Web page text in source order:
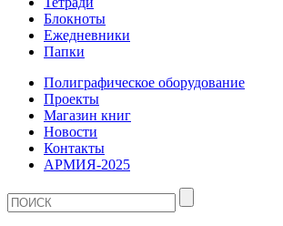
Блокноты
Ежедневники
Папки
Полиграфическое оборудование
Проекты
Магазин книг
Новости
Контакты
АРМИЯ-2025